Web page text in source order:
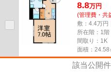
8.8万円
(管理費・共
敷：4.4万円
所在階：1階
間取り：1K
面積：24.58
該当公開